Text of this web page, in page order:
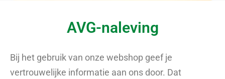
AVG-naleving
Bij het gebruik van onze webshop geef je
vertrouwelijke informatie aan ons door. Dat